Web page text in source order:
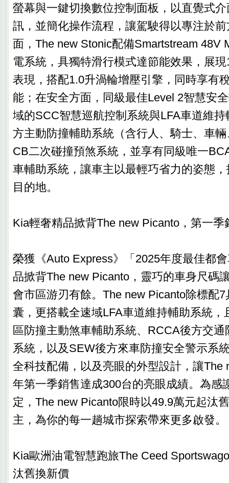
螢幕與一鍵切換數位控制面板，以直覺式
訊，並簡化操作流程，讓駕駛得以專注於
面，The new Stonic配備Smartstream 48V
電系統，具獨特滑行模式達節能效果，展
表現，搭配1.0升渦輪增壓引擎，同時享有
能；在安全方面，同級最佳Level 2智慧安
域的SCC智慧巡航控制系統與LFA車道維
方主動防撞輔助系統（含行人、騎士、車
CB二次碰撞預煞系統，並享有同級唯一
車輔助系統，讓車主以最輕巧省力的姿態
目的地。
Kia輕奢精品掀背The new Picanto，第一季
榮獲《Auto Express》「2025年度最佳都
品掀背The new Picanto，靈巧的車身尺碼
會市區游刃有餘。The new Picanto除標配
囊，更搭載全速域LFA車道維持輔助系統，
區防撞主動煞車輔助系統、RCCA後方交
系統，以及SEW後方來車防撞安全警示系
全科技配備，以及亮眼的外型設計，讓The
年第一季銷售達成300台的亮眼成績。為感
定，The new Picanto限時以49.9萬元起汰
主，為你的每一趟城市探索帶來更多啟發。
Kia歐洲油電智慧跑旅The Ceed
汰舊換新價